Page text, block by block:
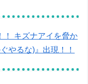
！ キズナアイを脅か
やるな)』出現！！